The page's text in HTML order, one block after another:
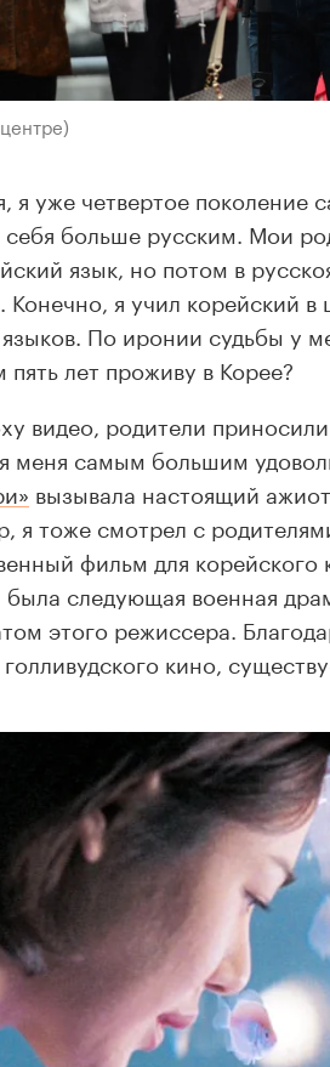
я уже четвертое поколение
себя больше русским. Мои
язык, но потом в
Конечно, я учил корейский
По иронии судьбы у
пять лет проживу в Корее?
видео, родители
меня самым большим
вызывала настоящий
я тоже смотрел с
фильм для
следующая военная
этого режиссера.
кино,